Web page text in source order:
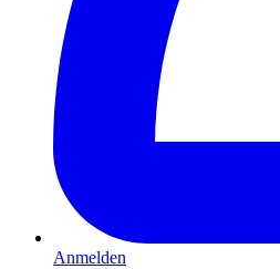
Anmelden